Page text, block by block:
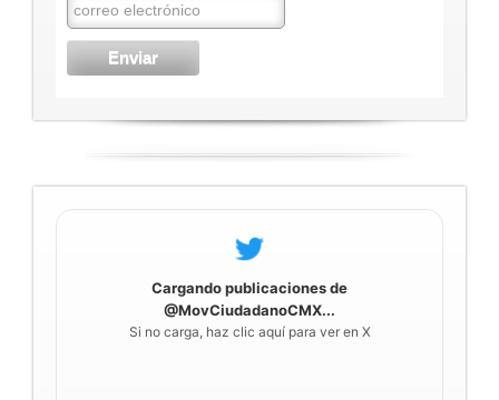
Cargando publicaciones de
@MovCiudadanoCMX...
Si no carga, haz clic aquí para ver en X